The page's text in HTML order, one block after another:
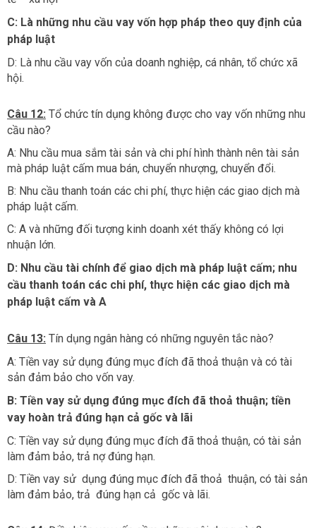
C: Là những nhu cầu vay vốn hợp pháp theo quy định của
pháp luật
D: Là nhu cầu vay vốn của doanh nghiệp, cá nhân, tổ chức xã
hội.
Câu 12: Tổ chức tín dụng không được cho vay vốn những nhu
cầu nào?
A: Nhu cầu mua sắm tài sản và chi phí hình thành nên tài sản
mà pháp luật cấm mua bán, chuyển nhượng, chuyển đổi.
B: Nhu cầu thanh toán các chi phí, thực hiện các giao dịch mà
pháp luật cấm.
C: A và những đối tượng kinh doanh xét thấy không có lợi
nhuận lớn.
D: Nhu cầu tài chính để giao dịch mà pháp luật cấm; nhu
cầu thanh toán các chi phí, thực hiện các giao dịch mà
pháp luật cấm và A
Câu 13: Tín dụng ngân hàng có những nguyên tắc nào?
A: Tiền vay sử dụng đúng mục đích đã thoả thuận và có tài
sản đảm bảo cho vốn vay.
B: Tiền vay sử dụng đúng mục đích đã thoả thuận; tiền
vay hoàn trả đúng hạn cả gốc và lãi
C: Tiền vay sử dụng đúng mục đích đã thoả thuận, có tài sản
làm đảm bảo, trả nợ đúng hạn.
D: Tiền vay sử dụng đúng mục đích đã thoả thuận, có tài sản
làm đảm bảo, trả đúng hạn cả gốc và lãi.